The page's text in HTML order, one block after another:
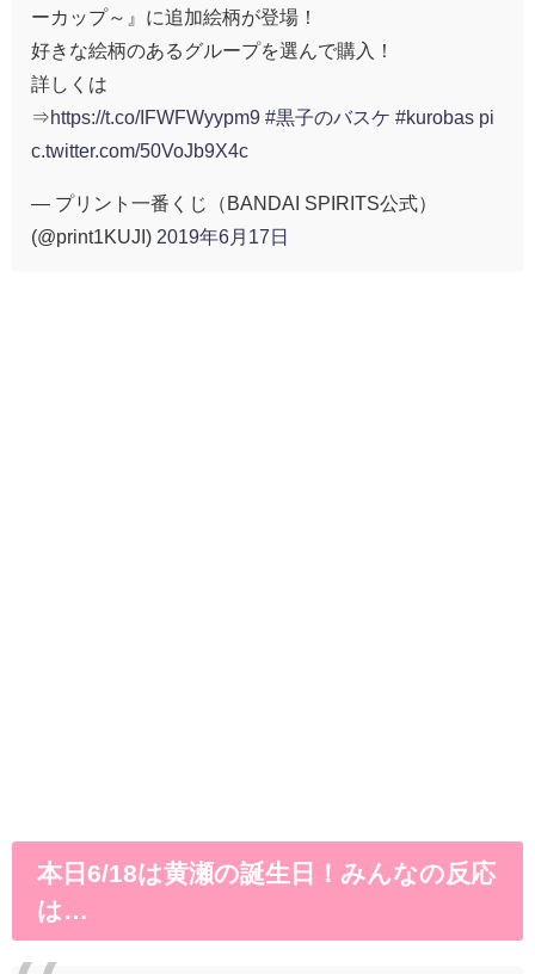
ーカップ～』に追加絵柄が登場！
好きな絵柄のあるグループを選んで購入！
詳しくは
⇒https://t.co/IFWFWyypm9 #黒子のバスケ #kurobas pi
c.twitter.com/50VoJb9X4c
— プリント一番くじ（BANDAI SPIRITS公式）
(@print1KUJI) 2019年6月17日
本日6/18は黄瀬の誕生日！みんなの反応
は…